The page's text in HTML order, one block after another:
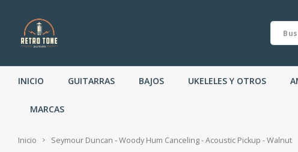
INICIO GUITARRAS BAJOS UKELELES Y OTROS
MARCAS
Inicio Seymour Duncan - Woody Hum Canceling - Acoustic Pickup - Walnut